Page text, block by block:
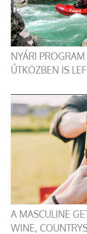
NYÁRI
ÚTKÖZBEN IS
A MASCULINE
WINE,